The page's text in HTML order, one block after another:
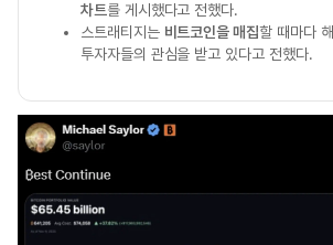
차트를 게시했다고 전했다.
스트래티지는 비트코인을 매집할 때마다
투자자들의 관심을 받고 있다고 전했다.